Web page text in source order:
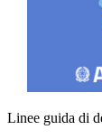
Linee guida di